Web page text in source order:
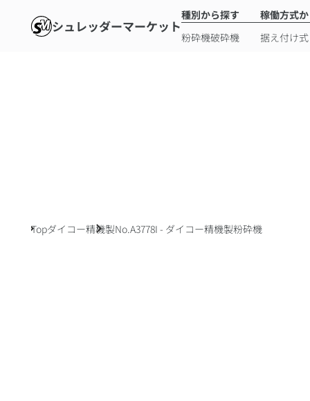
シュレッダーマーケット
種別から探す
粉砕機破砕機
稼働方式
据え付け式
Topダイコー精機製No.A3778I - ダイコー精機製粉砕機